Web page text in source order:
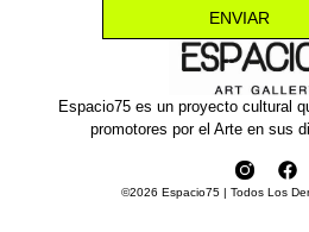
Espacio75 es un proyecto cultural
promotores por el Arte en sus
©2026 Espacio75 | Todos Los
ENVIAR